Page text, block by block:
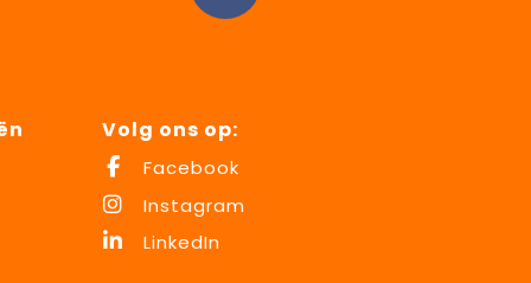
Volg ons op:
Facebook
Instagram
LinkedIn